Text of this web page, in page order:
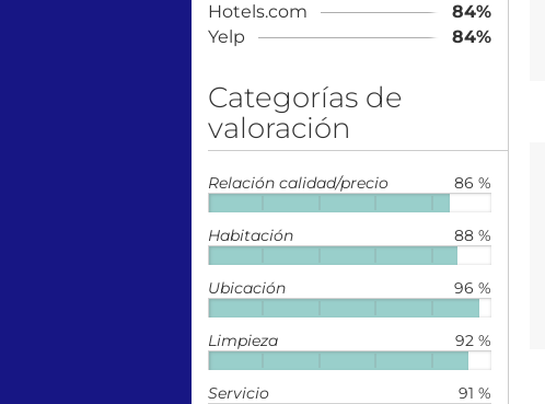
Hotels.com
84%
Yelp
84%
Categorías de
valoración
86 %
Relación calidad/precio
88 %
Habitación
96 %
Ubicación
92 %
Limpieza
91 %
Servicio